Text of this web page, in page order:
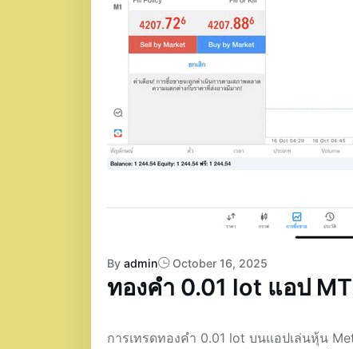
By admin October 16, 2025
ทองคำ 0.01 lot แอป
การเทรดทองคำ 0.01 lot บนแอปเล่นหุ้น